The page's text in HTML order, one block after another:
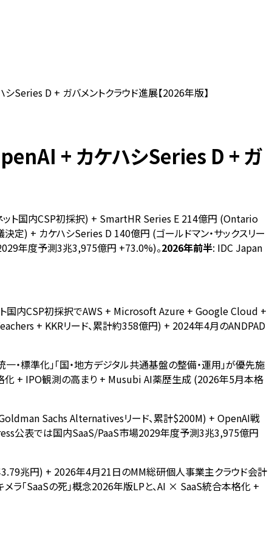
D + ガバメントクラウド進展【2026年版】
+ カケハシSeries D + ガ
ット国内CSP初採択) + SmartHR Series E 214億円 (Ontario
定) + カケハシSeries D 140億円 (ゴールドマン・サックスリー
年度予測3兆3,975億円 +73.0%)。2026年前半: IDC Japan
ト国内CSP初採択でAWS + Microsoft Azure + Google Cloud +
+ KKRリード、累計約358億円) + 2024年4月のANDPAD
標準化」「国・地方デジタル共通基盤の整備・運用」が優先施
化 + IPO観測の高まり + Musubi AI薬歴生成 (2026年5月本格
Sachs Alternativesリード、累計$200M) + OpenAI戦
公表では国内SaaS/PaaS市場2029年度予測3兆3,975億円
兆円) + 2026年4月21日のMM総研個人事業主クラウド会計
「SaaSの死」概念2026年版LPと、AI × SaaS統合本格化 +